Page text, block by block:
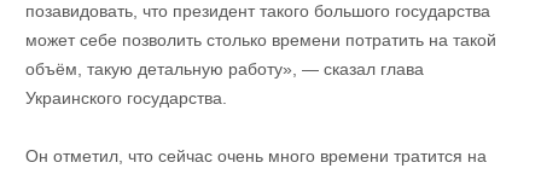
позавидовать, что президент такого большого государства
может себе позволить столько времени потратить на такой
объём, такую ​​детальную работу», — сказал глава
Украинского государства.
Он отметил, что сейчас очень много времени тратится на